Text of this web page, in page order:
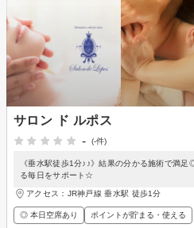
サロン ド ルポス
-
(-件)
《垂水駅徒歩1分♪♪》結果の分かる施術で満
る毎日をサポート☆
アクセス：JR神戸線 垂水駅 徒歩1分
◎ 本日空席あり ポイントが貯まる・使える